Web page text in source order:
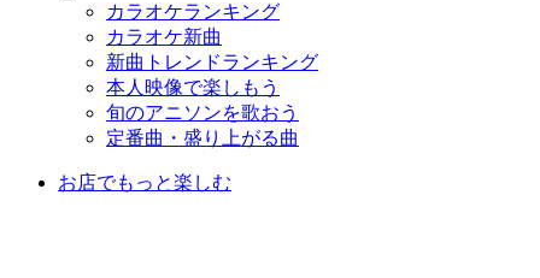
カラオケランキング
カラオケ新曲
新曲トレンドランキング
本人映像で楽しもう
旬のアニソンを歌おう
定番曲・盛り上がる曲
お店でもっと楽しむ